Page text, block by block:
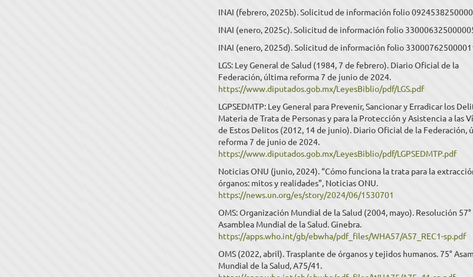
INAI (febrero, 2025b). Solicitud de información folio
INAI (enero, 2025c). Solicitud de información folio
INAI (enero, 2025d). Solicitud de información folio
LGS: Ley General de Salud (1984, 7 de febrero). Diario Oficial de la
Federación, última reforma 7 de junio de 2024.
https://www.diputados.gob.mx/LeyesBiblio/pdf/LGS.pdf
LGPSEDMTP: Ley General para Prevenir, Sancionar y Erradicar los
Materia de Trata de Personas y para la Protección y Asistencia a las
de Estos Delitos (2012, 14 de junio). Diario Oficial de la Federación,
reforma 7 de junio de 2024.
https://www.diputados.gob.mx/LeyesBiblio/pdf/LGPSEDMTP.pdf
Noticias ONU (junio, 2024). “Cómo funciona la trata para la
órganos: mitos y realidades”, Noticias ONU.
https://news.un.org/es/story/2024/06/1530701
OMS: Organización Mundial de la Salud (2004, mayo). Resolución 57°
Asamblea Mundial de la Salud. Ginebra.
https://apps.who.int/gb/ebwha/pdf_files/WHA57/A57_REC1-sp.pdf
OMS (2022, abril). Trasplante de órganos y tejidos humanos. 75°
Mundial de la Salud, A75/41.